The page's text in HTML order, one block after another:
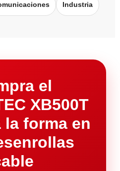
Industria
el
XB500T
la forma en